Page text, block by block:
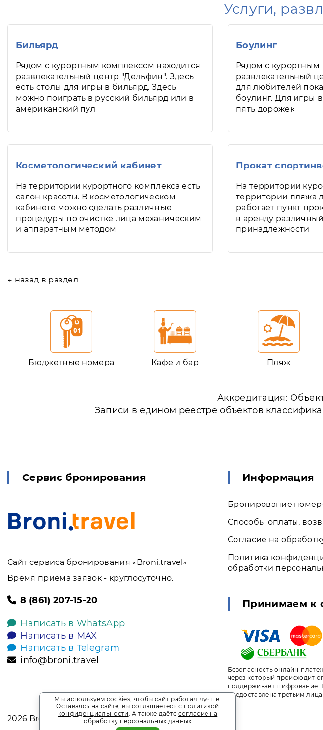
Услуги,
Бильярд
Рядом с курортным комплексом находится
развлекательный центр "Дельфин". Здесь
есть столы для игры в бильярд. Здесь
можно поиграть в русский бильярд или в
американский пул
Боулинг
Рядом с курортным
развлекательный
для любителей
боулинг. Для игры
пять дорожек
Косметологический кабинет
На территории курортного комплекса есть
салон красоты. В косметологическом
кабинете можно сделать различные
процедуры по очистке лица механическим
и аппаратным методом
Прокат
На территории
территории пляжа
работает пункт
в аренду
принадлежности
← назад в раздел
Бюджетные номера Кафе и бар Пляж
Аккредитация:
Записи в едином реестре объектов
Сервис бронирования
Сайт сервиса бронирования «Broni.travel»
Время приема заявок - круглосуточно.
8 (861) 207-15-20
Написать в WhatsApp
Написать в MAX
Написать в Telegram
info@broni.travel
Информация
Бронирование
Способы оплаты,
Согласие на
Политика
обработки
Принимаем к
Безопасность онлайн-
через который происходит
поддерживает шифрование.
предоставлена третьим
2026 Broni.travel
Мы используем cookies, чтобы сайт работал лучше.
Оставаясь на сайте, вы соглашаетесь с политикой
конфиденциальности. А также даёте согласие на
обработку персональных данных